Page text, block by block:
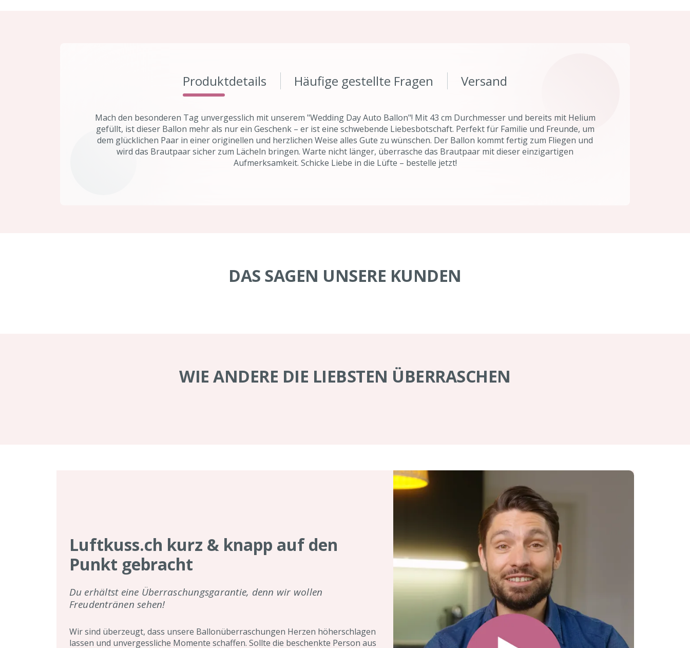
Produktdetails Häufige gestellte Fragen Versand
Mach den besonderen Tag unvergesslich mit unserem "Wedding Day Auto Ballon"! Mit 43 cm Durchmesser und bereits mit Helium
gefüllt, ist dieser Ballon mehr als nur ein Geschenk – er ist eine schwebende Liebesbotschaft. Perfekt für Familie und Freunde, um
dem glücklichen Paar in einer originellen und herzlichen Weise alles Gute zu wünschen. Der Ballon kommt fertig zum Fliegen und
wird das Brautpaar sicher zum Lächeln bringen. Warte nicht länger, überrasche das Brautpaar mit dieser einzigartigen
Aufmerksamkeit. Schicke Liebe in die Lüfte – bestelle jetzt!
DAS SAGEN UNSERE KUNDEN
WIE ANDERE DIE LIEBSTEN ÜBERRASCHEN
Luftkuss.ch kurz & knapp auf den
Punkt gebracht
Du erhältst eine Überraschungsgarantie, denn wir wollen
Freudentränen sehen!
Wir sind überzeugt, dass unsere Ballonüberraschungen Herzen höherschlagen
lassen und unvergessliche Momente schaffen. Sollte die beschenkte Person aus